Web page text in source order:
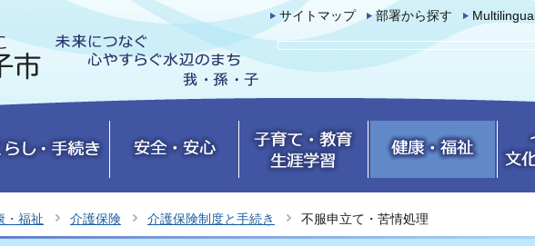
サイトマップ 部署から探す Multilingual
・福祉 介護保険 介護保険制度と手続き 不服申立て・苦情処理